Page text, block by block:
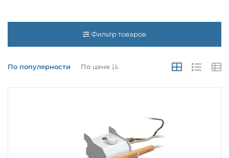
Фильтр товаров
По популярности По цене